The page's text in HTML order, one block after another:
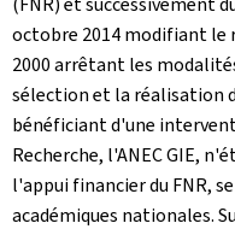
octobre 2014 modifiant le
2000 arrêtant les
sélection et la réalisation
bénéficiant d'une
Recherche, l'ANEC GIE,
l'appui financier du FNR,
académiques nationales.